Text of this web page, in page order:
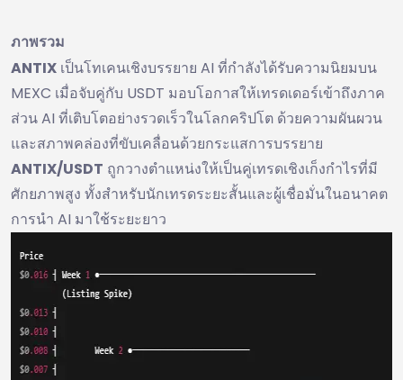
ภาพรวม
ANTIX เป็นโทเคนเชิงบรรยาย AI ที่กำลังได้รับความนิยมบน
MEXC เมื่อจับคู่กับ USDT มอบโอกาสให้เทรดเดอร์เข้าถึงภาค
ส่วน AI ที่เติบโตอย่างรวดเร็วในโลกคริปโต ด้วยความผันผวน
และสภาพคล่องที่ขับเคลื่อนด้วยกระแสการบรรยาย
ANTIX/USDT ถูกวางตำแหน่งให้เป็นคู่เทรดเชิงเก็งกำไรที่มี
ศักยภาพสูง ทั้งสำหรับนักเทรดระยะสั้นและผู้เชื่อมั่นในอนาคต
การนำ AI มาใช้ระยะยาว